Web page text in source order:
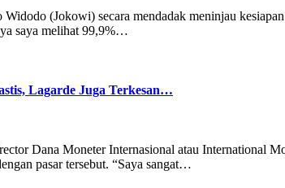
(Jokowi) secara mendadak meninjau
saya melihat 99,9%…
Lagarde Juga Terkesan…
Dana Moneter Internasional atau International
pasar tersebut. “Saya sangat…